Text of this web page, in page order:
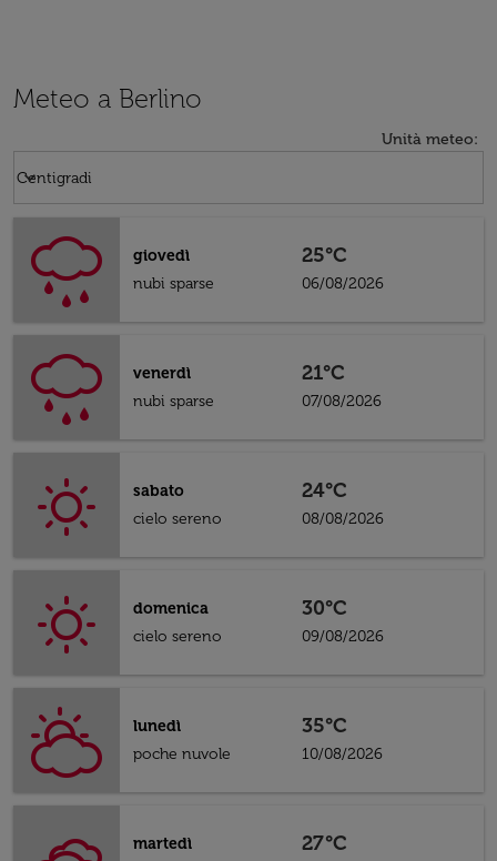
Meteo a Berlino
Unità meteo:
Centigradi
keyboard_arrow_down
giovedì
nubi sparse
25°C
06/08/2026
venerdì
nubi sparse
21°C
07/08/2026
sabato
cielo sereno
24°C
08/08/2026
domenica
cielo sereno
30°C
09/08/2026
lunedì
poche nuvole
35°C
10/08/2026
martedì
27°C